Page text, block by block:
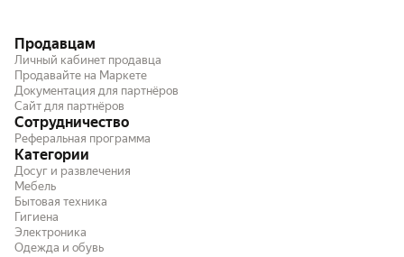
Продавцам
Личный кабинет продавца
Продавайте на Маркете
Документация для партнёров
Сайт для партнёров
Сотрудничество
Реферальная программа
Категории
Досуг и развлечения
Мебель
Бытовая техника
Гигиена
Электроника
Одежда и обувь